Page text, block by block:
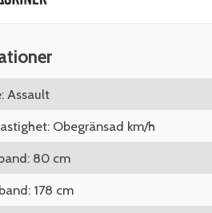
Assault
Obegränsad km/h
80 cm
178 cm